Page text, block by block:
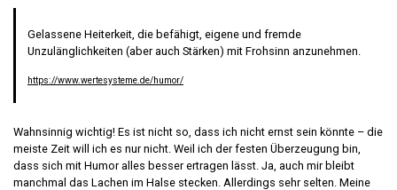
Gelassene Heiterkeit, die befähigt, eigene und fremde
Unzulänglichkeiten (aber auch Stärken) mit Frohsinn anzunehmen.
https://www.wertesysteme.de/humor/
Wahnsinnig wichtig! Es ist nicht so, dass ich nicht ernst sein könnte – die
meiste Zeit will ich es nur nicht. Weil ich der festen Überzeugung bin,
dass sich mit Humor alles besser ertragen lässt. Ja, auch mir bleibt
manchmal das Lachen im Halse stecken. Allerdings sehr selten. Meine